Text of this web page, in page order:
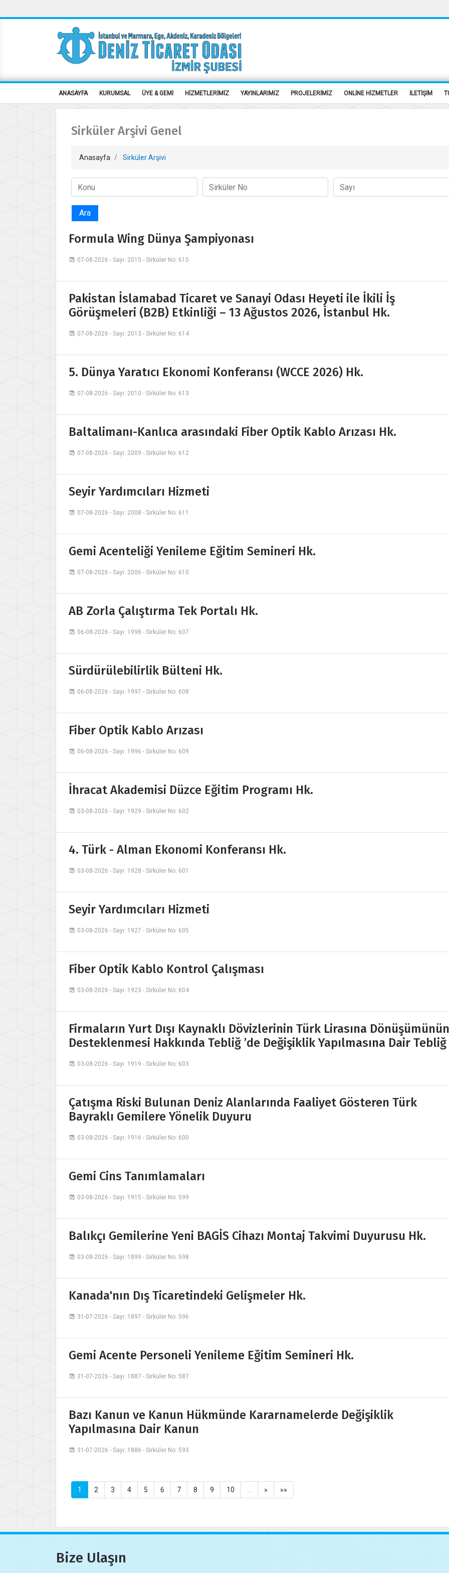
ANASAYFA KURUMSAL ÜYE & GEMİ HİZMETLERİMİZ YAYINLARIMIZ PROJELERİMİZ ONLİNE HİZMETLER İLETİŞİM
Sirküler Arşivi Genel
Anasayfa Sirküler Arşivi
Ara
Formula Wing Dünya Şampiyonası
07-08-2026 - Sayı: 2015 - Sirküler No: 615
Pakistan İslamabad Ticaret ve Sanayi Odası Heyeti ile İkili İş
Görüşmeleri (B2B) Etkinliği – 13 Ağustos 2026, İstanbul Hk.
07-08-2026 - Sayı: 2013 - Sirküler No: 614
5. Dünya Yaratıcı Ekonomi Konferansı (WCCE 2026) Hk.
07-08-2026 - Sayı: 2010 - Sirküler No: 613
Baltalimanı-Kanlıca arasındaki Fiber Optik Kablo Arızası Hk.
07-08-2026 - Sayı: 2009 - Sirküler No: 612
Seyir Yardımcıları Hizmeti
07-08-2026 - Sayı: 2008 - Sirküler No: 611
Gemi Acenteliği Yenileme Eğitim Semineri Hk.
07-08-2026 - Sayı: 2006 - Sirküler No: 610
AB Zorla Çalıştırma Tek Portalı Hk.
06-08-2026 - Sayı: 1998 - Sirküler No: 607
Sürdürülebilirlik Bülteni Hk.
06-08-2026 - Sayı: 1997 - Sirküler No: 608
Fiber Optik Kablo Arızası
06-08-2026 - Sayı: 1996 - Sirküler No: 609
İhracat Akademisi Düzce Eğitim Programı Hk.
03-08-2026 - Sayı: 1929 - Sirküler No: 602
4. Türk - Alman Ekonomi Konferansı Hk.
03-08-2026 - Sayı: 1928 - Sirküler No: 601
Seyir Yardımcıları Hizmeti
03-08-2026 - Sayı: 1927 - Sirküler No: 605
Fiber Optik Kablo Kontrol Çalışması
03-08-2026 - Sayı: 1923 - Sirküler No: 604
Firmaların Yurt Dışı Kaynaklı Dövizlerinin Türk Lirasına Dönüşümünün
Desteklenmesi Hakkında Tebliğ ’de Değişiklik Yapılmasına Dair Tebliğ
03-08-2026 - Sayı: 1919 - Sirküler No: 603
Çatışma Riski Bulunan Deniz Alanlarında Faaliyet Gösteren Türk
Bayraklı Gemilere Yönelik Duyuru
03-08-2026 - Sayı: 1916 - Sirküler No: 600
Gemi Cins Tanımlamaları
03-08-2026 - Sayı: 1915 - Sirküler No: 599
Balıkçı Gemilerine Yeni BAGİS Cihazı Montaj Takvimi Duyurusu Hk.
03-08-2026 - Sayı: 1899 - Sirküler No: 598
Kanada'nın Dış Ticaretindeki Gelişmeler Hk.
31-07-2026 - Sayı: 1897 - Sirküler No: 596
Gemi Acente Personeli Yenileme Eğitim Semineri Hk.
31-07-2026 - Sayı: 1887 - Sirküler No: 587
Bazı Kanun ve Kanun Hükmünde Kararnamelerde Değişiklik
Yapılmasına Dair Kanun
31-07-2026 - Sayı: 1886 - Sirküler No: 593
1 2 3 4 5 6 7 8 9 10 … » »»
Bize Ulaşın